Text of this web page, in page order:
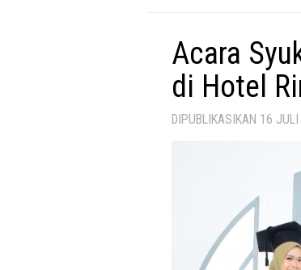
Acara
di Hotel
DIPUBLIKASIKAN 16